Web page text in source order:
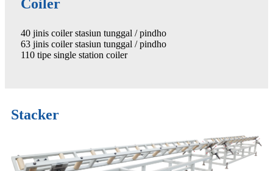
Coiler
40 jinis coiler stasiun tunggal / pindho
63 jinis coiler stasiun tunggal / pindho
110 tipe single station coiler
Stacker